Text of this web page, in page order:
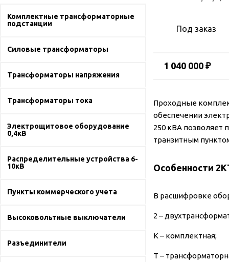
Комплектные трансформаторные
подстанции
Силовые трансформаторы
Трансформаторы напряжения
Трансформаторы тока
Электрощитовое оборудование
0,4кВ
Распределительные устройства 6-
10кВ
Пункты коммерческого учета
Высоковольтные выключатели
Разъединители
Под заказ
1 040 000 ₽
Проходные
обеспечении
250 кВА позволяет
транзитным
Особенности
В расшифровке
2 –
К – комплектная;
Т –